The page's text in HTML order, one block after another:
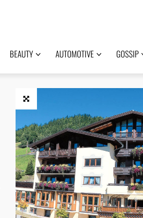
BEAUTY AUTOMOTIVE GOSSIP